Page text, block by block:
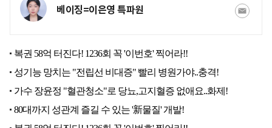
베이징=이은영 특파원